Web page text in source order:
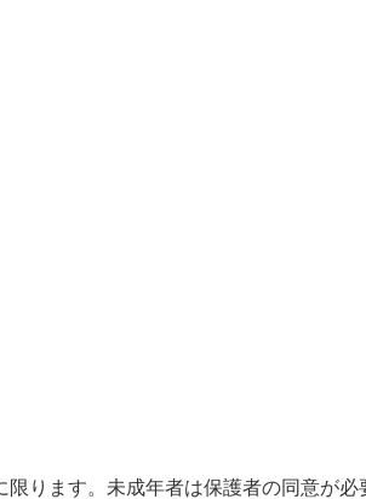
ります。未成年者は保護者の同意が必